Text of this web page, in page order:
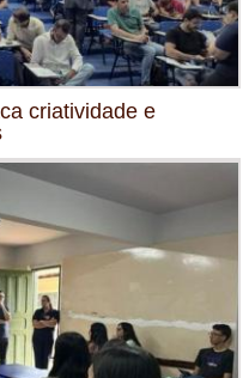
criatividade e